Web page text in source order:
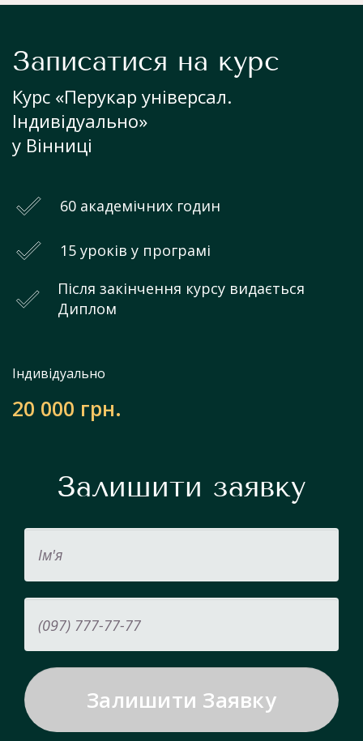
Записатися на курс
Курс «Перукар універсал.
Індивідуально»
у Вінниці
60 академічних годин
15 уроків у програмі
Після закінчення курсу видається
Диплом
Індивідуально
20 000 грн.
Залишити заявку